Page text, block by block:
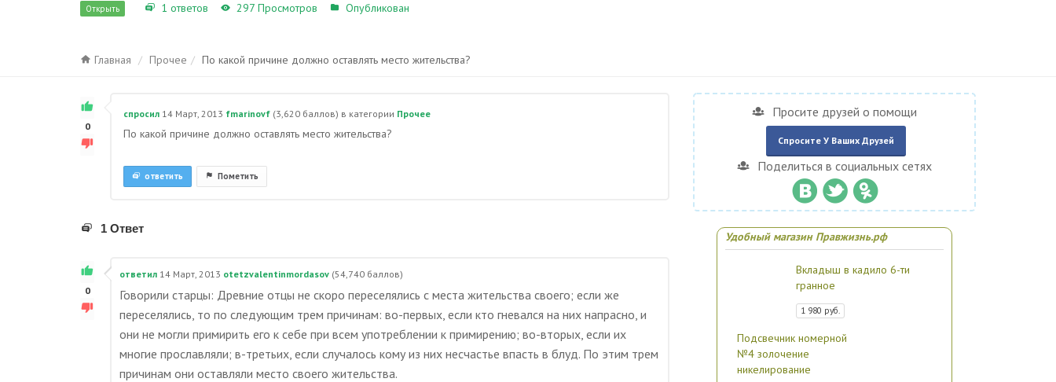
Открыть 1 ответов 297 Просмотров Опубликован
Главная Прочее По какой причине должно оставлять место жительства?
0
спросил 14 Март, 2013 fmarinovf (3,620 баллов) в категории Прочее
По какой причине должно оставлять место жительства?
Пометить
ответить
1 Ответ
0
ответил 14 Март, 2013 otetzvalentinmordasov (54,740 баллов)
Говорили старцы: Древние отцы не скоро переселялись с места жительства своего; если же
переселялись, то по следующим трем причинам: во-первых, если кто гневался на них напрасно, и
они не могли примирить его к себе при всем употреблении к примирению; во-вторых, если их
многие прославляли; в-третьих, если случалось кому из них несчастье впасть в блуд. По этим трем
причинам они оставляли место своего жительства.
Просите друзей о помощи
Спросите У Ваших Друзей
Поделиться в социальных сетях
Удобный магазин Правжизнь.рф
Вкладыш в кадило 6-ти
гранное
1 980 руб.
Подсвечник номерной
№4 золочение
никелирование